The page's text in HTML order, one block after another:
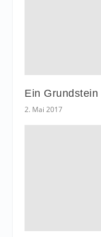
Ein
2. Mai 2017